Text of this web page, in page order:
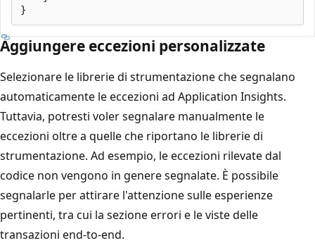
Aggiungere eccezioni personalizzate
Selezionare le librerie di strumentazione che segnalano
automaticamente le eccezioni ad Application Insights.
Tuttavia, potresti voler segnalare manualmente le
eccezioni oltre a quelle che riportano le librerie di
strumentazione. Ad esempio, le eccezioni rilevate dal
codice non vengono in genere segnalate. È possibile
segnalarle per attirare l'attenzione sulle esperienze
pertinenti, tra cui la sezione errori e le viste delle
transazioni end-to-end.